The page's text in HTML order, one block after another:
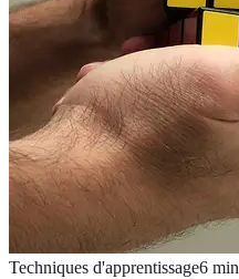
Techniques d'apprentissage6 min